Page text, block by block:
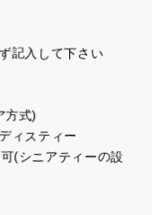
記入して下さい
方式)
ィスティー
(シニアティーの設